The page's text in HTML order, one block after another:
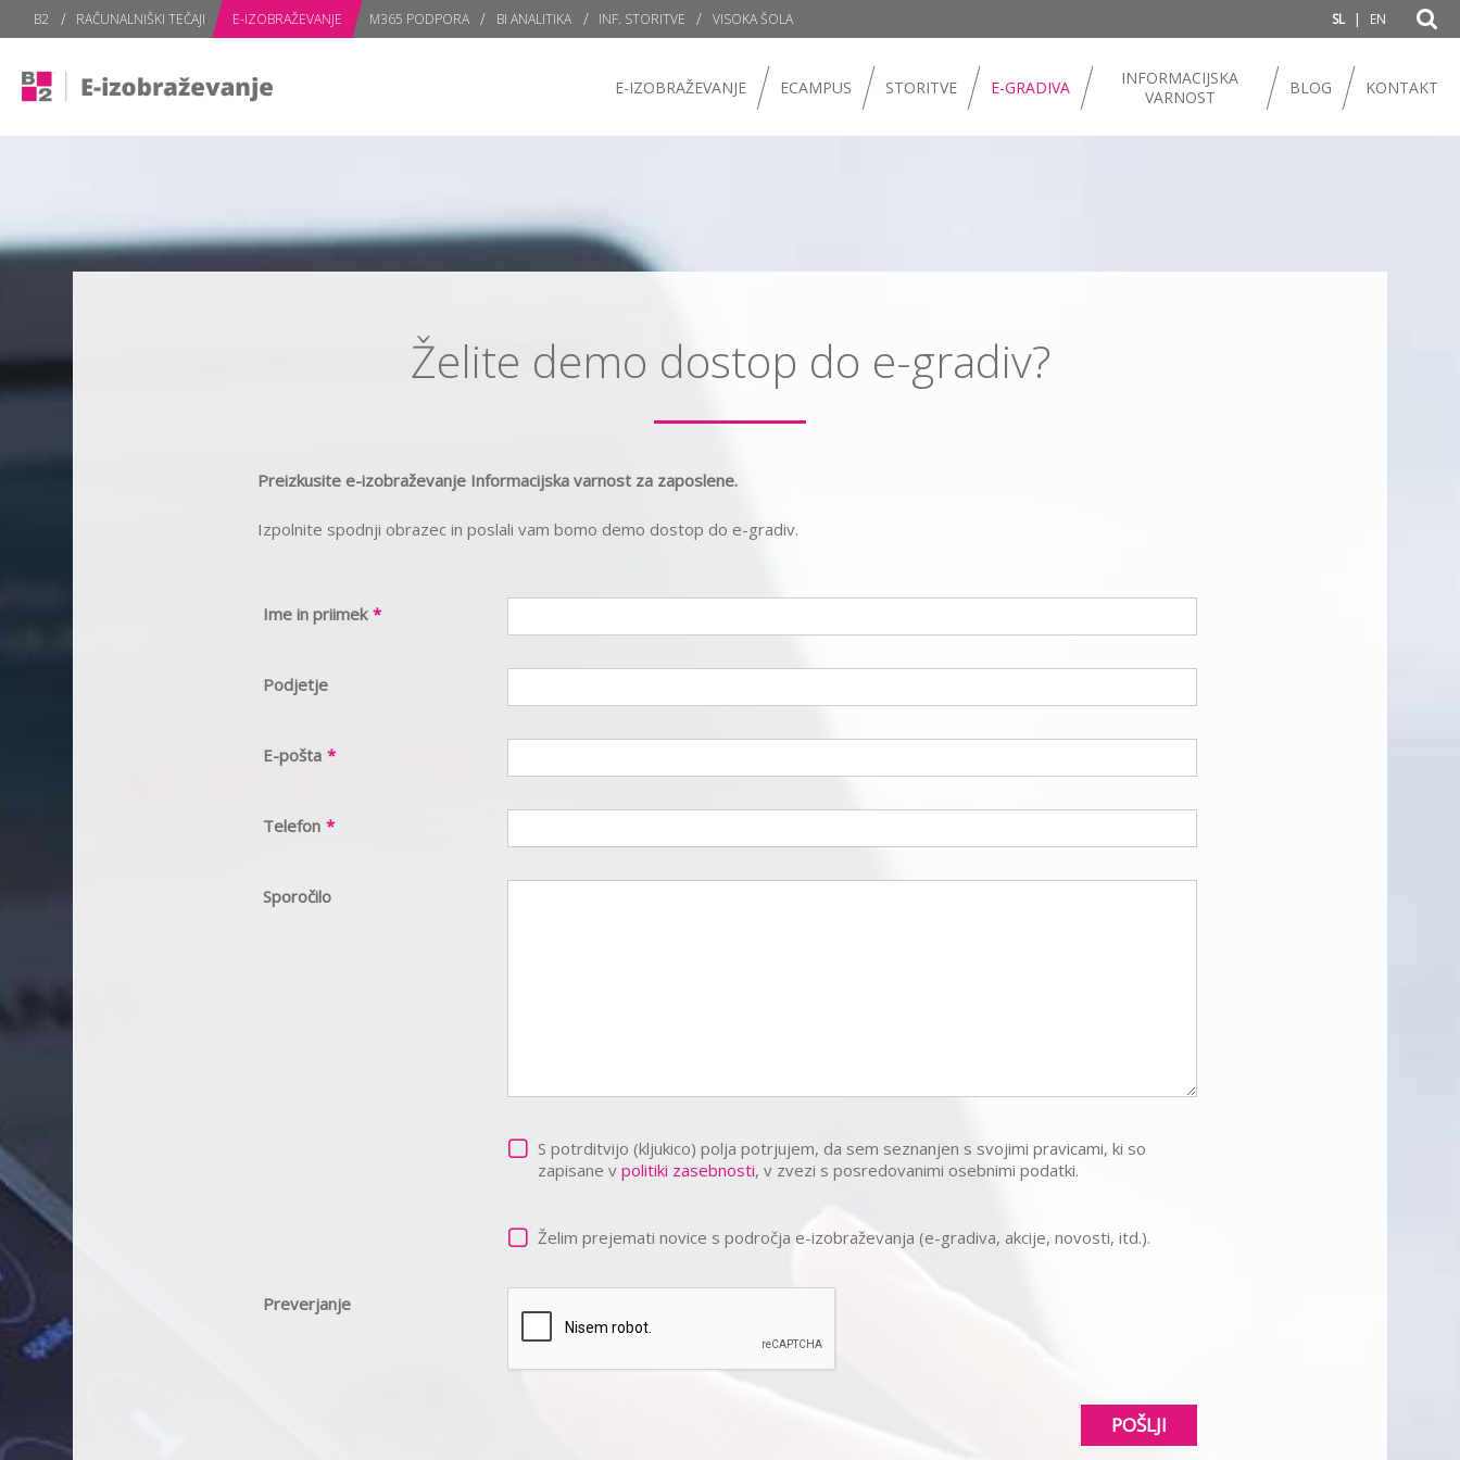
B2 RAČUNALNIŠKI TEČAJI E-IZOBRAŽEVANJE M365 PODPORA BI ANALITIKA INF. STORITVE VISOKA ŠOLA SL | EN
E-IZOBRAŽEVANJE ECAMPUS STORITVE E-GRADIVA
INFORMACIJSKA
VARNOST
BLOG KONTAKT
Želite demo dostop do e-gradiv?
Preizkusite e-izobraževanje Informacijska varnost za zaposlene.
Izpolnite spodnji obrazec in poslali vam bomo demo dostop do e-gradiv.
Ime in priimek *
Podjetje
E-pošta *
Telefon *
Sporočilo
S potrditvijo (kljukico) polja potrjujem, da sem seznanjen s svojimi pravicami, ki so
zapisane v politiki zasebnosti, v zvezi s posredovanimi osebnimi podatki.
Želim prejemati novice s področja e-izobraževanja (e-gradiva, akcije, novosti, itd.).
Preverjanje
POŠLJI